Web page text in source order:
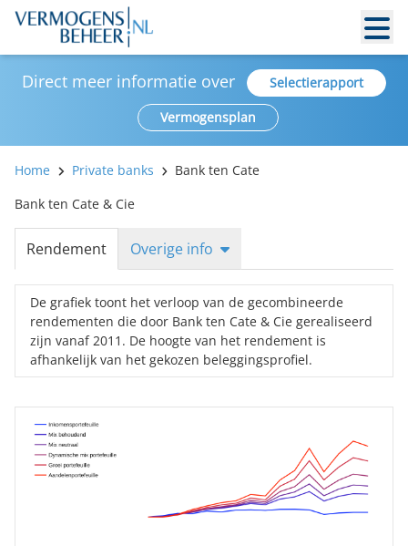
Direct meer informatie over
Selectierapport
Vermogensplan
Home Private banks
Bank ten Cate
Bank ten Cate & Cie
Rendement Overige info
De grafiek toont het verloop van de gecombineerde
rendementen die door Bank ten Cate & Cie gerealiseerd
zijn vanaf 2011. De hoogte van het rendement is
afhankelijk van het gekozen beleggingsprofiel.